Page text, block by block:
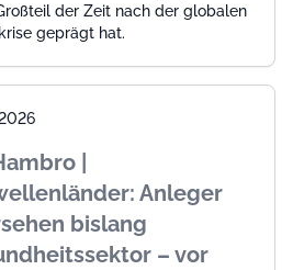
der Zeit nach der globalen
geprägt hat.
|
Anleger
bislang
– vor